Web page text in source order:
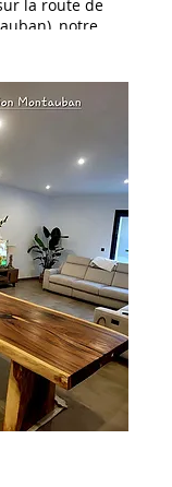
la route de
notre
est
ou un
découvrir
dédiée à
la décoration
pour vos
:
proposons
et de
Succombez
exotique
de Bali,
stock !
&
notre
(idéal